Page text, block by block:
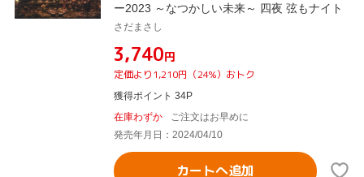
ー2023 ～なつかしい未来～ 四夜 弦もナイト
さだまさし
¥3,740円
定価より1,210円（24%）おトク
獲得ポイント 34P
在庫わずか
ご注文はお早めに
発売年月日：2024/04/10
カートへ追加